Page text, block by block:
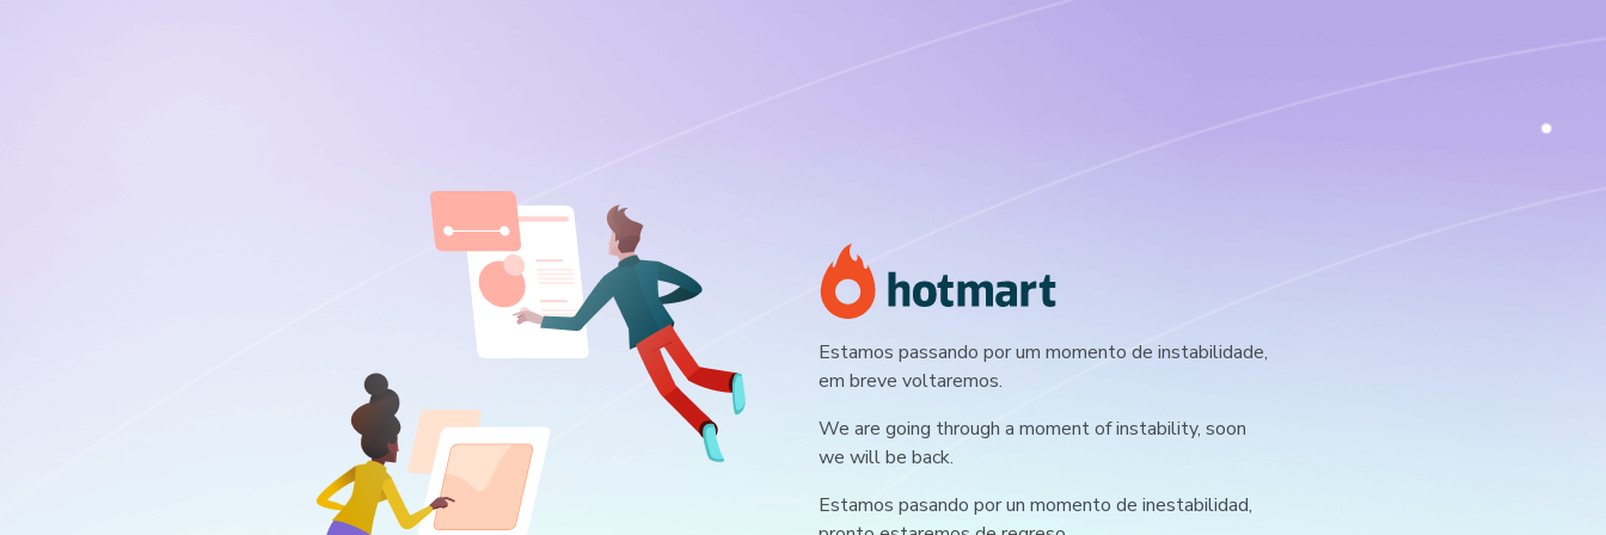
Estamos passando por um momento de instabilidade,
em breve voltaremos.
We are going through a moment of instability, soon
we will be back.
Estamos pasando por un momento de inestabilidad,